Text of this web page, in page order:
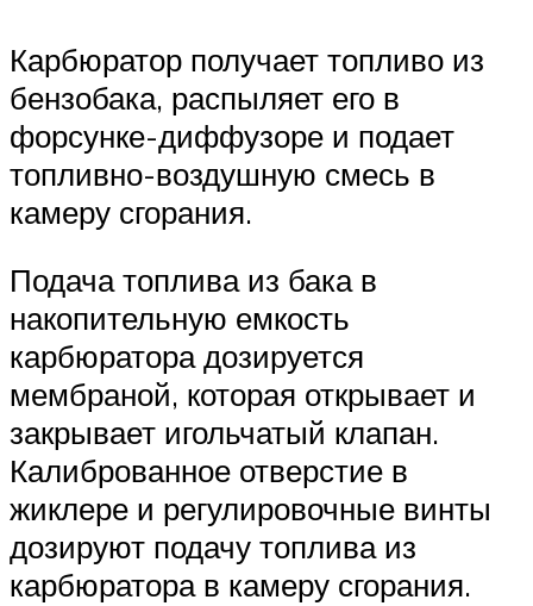
Карбюратор получает топливо из
бензобака, распыляет его в
форсунке-диффузоре и подает
топливно-воздушную смесь в
камеру сгорания.
Подача топлива из бака в
накопительную емкость
карбюратора дозируется
мембраной, которая открывает и
закрывает игольчатый клапан.
Калиброванное отверстие в
жиклере и регулировочные винты
дозируют подачу топлива из
карбюратора в камеру сгорания.